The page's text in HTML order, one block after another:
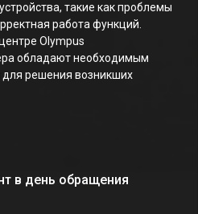
такие как проблемы
работа функций.
Olympus
обладают необходимым
решения возникших
в день обращения